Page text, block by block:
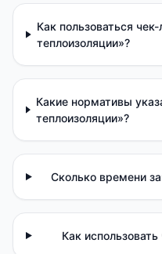
Как пользоваться
теплоизоляции»?
Какие нормативы
теплоизоляции»?
Сколько времени
Как